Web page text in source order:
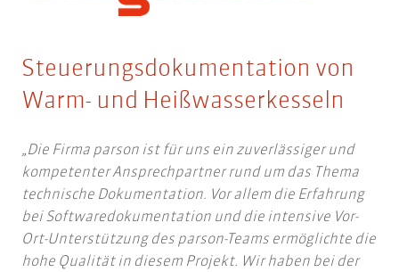
Steuerungsdokumentation von
Warm- und Heißwasserkesseln
Die Firma parson ist für uns ein zuverlässiger und
kompetenter Ansprechpartner rund um das Thema
technische Dokumentation. Vor allem die Erfahrung
bei Softwaredokumentation und die intensive Vor-
Ort-Unterstützung des parson-Teams ermöglichte die
hohe Qualität in diesem Projekt. Wir haben bei der